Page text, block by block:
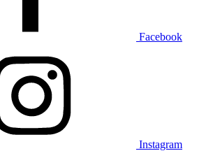
Facebook
Instagram